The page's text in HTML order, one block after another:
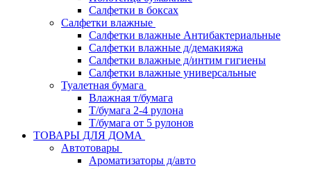
Салфетки в боксах
Салфетки влажные
Салфетки влажные Антибактериальные
Салфетки влажные д/демакияжа
Салфетки влажные д/интим гигиены
Салфетки влажные универсальные
Туалетная бумага
Влажная т/бумага
Т/бумага 2-4 рулона
Т/бумага от 5 рулонов
ТОВАРЫ ДЛЯ ДОМА
Автотовары
Ароматизаторы д/авто